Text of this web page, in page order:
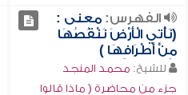
الفهرس:معنى :
(نَأْتِي الْأَرْضَ نَنْقُصُهَا
مِنْ أَطْرَافِهَا )
للشيخ: محمد المنجد
جزء من محاضرة ( ماذا قالوا